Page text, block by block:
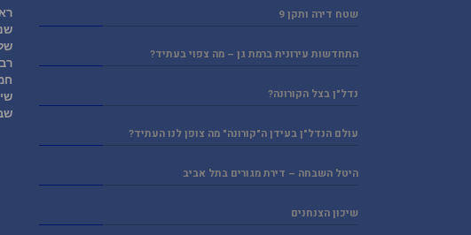
שטח דירה ותקן 9
התחדשות עירונית ברמת גן – מה צפוי בעתיד?
נדל"ן בצל הקורונה?
עולם הנדל"ן בעידן ה"קורונה" מה צופן לנו העתיד?
היטל השבחה – דירת מגורים בתל אביב
שיכון הצנחנים